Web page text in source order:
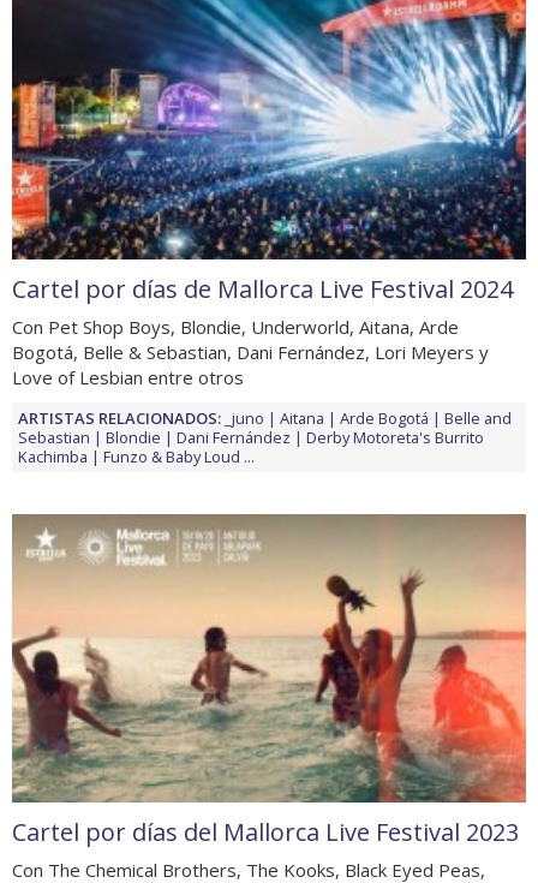
Cartel por días de Mallorca Live Festival 2024
Con Pet Shop Boys, Blondie, Underworld, Aitana, Arde
Bogotá, Belle & Sebastian, Dani Fernández, Lori Meyers y
Love of Lesbian entre otros
ARTISTAS RELACIONADOS: _juno Aitana Arde Bogotá
Belle and
Sebastian
Blondie Dani Fernández
Derby Motoreta's Burrito
Kachimba
Funzo & Baby Loud ...
Cartel por días del Mallorca Live Festival 2023
Con The Chemical Brothers, The Kooks, Black Eyed Peas,